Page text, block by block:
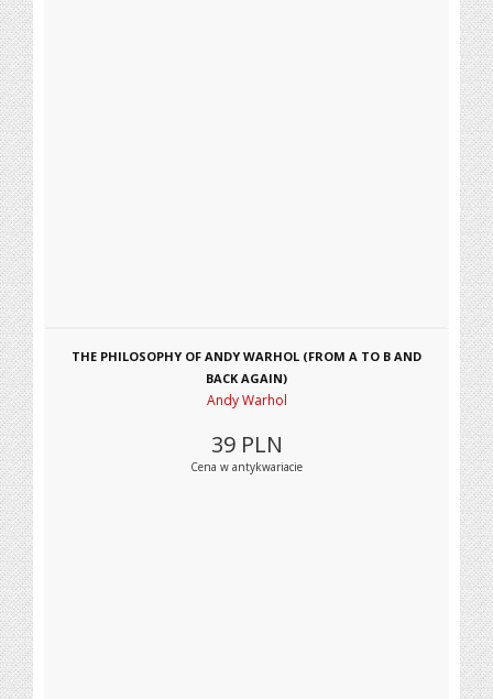
THE PHILOSOPHY OF ANDY WARHOL (FROM A TO B AND
BACK AGAIN)
Andy Warhol
39 PLN
Cena w antykwariacie